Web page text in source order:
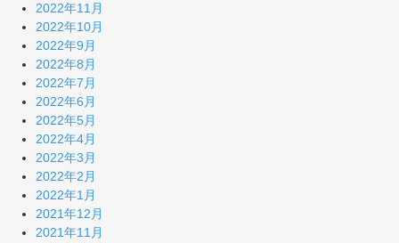
2022年11月
2022年10月
2022年9月
2022年8月
2022年7月
2022年6月
2022年5月
2022年4月
2022年3月
2022年2月
2022年1月
2021年12月
2021年11月